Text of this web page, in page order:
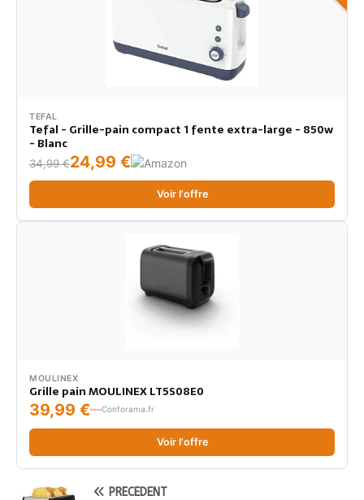
TEFAL
Tefal - Grille-pain compact 1 fente extra-large - 850w
- Blanc
34,99 €24,99 €
Voir l'offre
MOULINEX
Grille pain MOULINEX LT5S08E0
39,99 € Conforama.fr
Voir l'offre
PRÉCÉDENT